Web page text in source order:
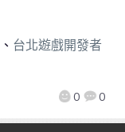
0 0
、 台北遊戲開發者